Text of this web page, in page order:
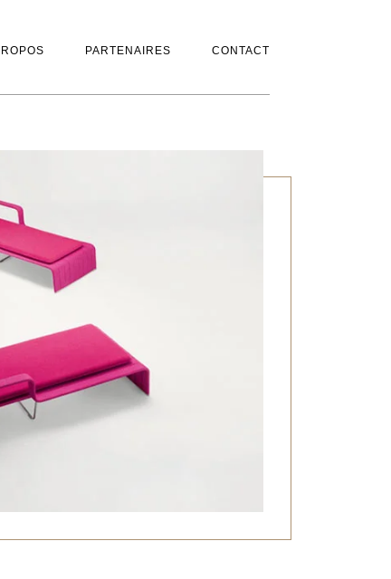
PARTENAIRES CONTACT